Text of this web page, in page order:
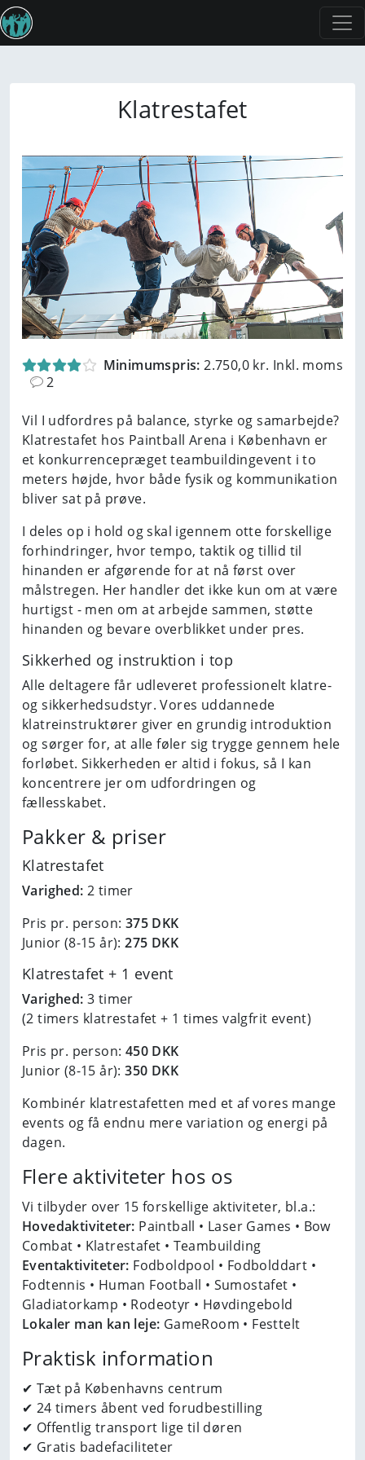
Klatrestafet
Minimumspris: 2.750,0 kr. Inkl. moms
2
Vil I udfordres på balance, styrke og samarbejde?
Klatrestafet hos Paintball Arena i København er
et konkurrencepræget teambuildingevent i to
meters højde, hvor både fysik og kommunikation
bliver sat på prøve.
I deles op i hold og skal igennem otte forskellige
forhindringer, hvor tempo, taktik og tillid til
hinanden er afgørende for at nå først over
målstregen. Her handler det ikke kun om at være
hurtigst - men om at arbejde sammen, støtte
hinanden og bevare overblikket under pres.
Sikkerhed og instruktion i top
Alle deltagere får udleveret professionelt klatre-
og sikkerhedsudstyr. Vores uddannede
klatreinstruktører giver en grundig introduktion
og sørger for, at alle føler sig trygge gennem hele
forløbet. Sikkerheden er altid i fokus, så I kan
koncentrere jer om udfordringen og
fællesskabet.
Pakker & priser
Klatrestafet
Varighed: 2 timer
Pris pr. person: 375 DKK
Junior (8-15 år):275 DKK
Klatrestafet + 1 event
Varighed: 3 timer
(2 timers klatrestafet + 1 times valgfrit event)
Pris pr. person: 450 DKK
Junior (8-15 år):350 DKK
Kombinér klatrestafetten med et af vores mange
events og få endnu mere variation og energi på
dagen.
Flere aktiviteter hos os
Vi tilbyder over 15 forskellige aktiviteter, bl.a.:
Hovedaktiviteter: Paintball • Laser Games • Bow
Combat • Klatrestafet • Teambuilding
Eventaktiviteter: Fodboldpool • Fodbolddart •
Fodtennis • Human Football • Sumostafet •
Gladiatorkamp • Rodeotyr • Høvdingebold
Lokaler man kan leje: GameRoom • Festtelt
Praktisk information
✔ Tæt på Københavns centrum
✔ 24 timers åbent ved forudbestilling
✔ Offentlig transport lige til døren
✔ Gratis badefaciliteter